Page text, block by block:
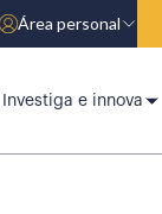
Área personal
Investiga e innova